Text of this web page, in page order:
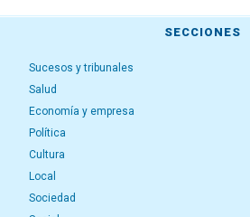
SECCIONES
Sucesos y tribunales
Salud
Economía y empresa
Política
Cultura
Local
Sociedad